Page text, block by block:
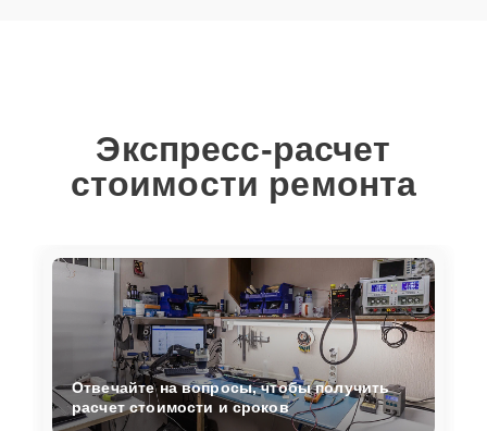
Экспресс-расчет
стоимости ремонта
Отвечайте на вопросы, чтобы получить
расчет стоимости и сроков